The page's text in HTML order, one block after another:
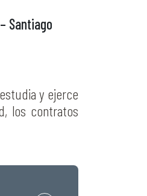
Santiago
y ejerce
los contratos